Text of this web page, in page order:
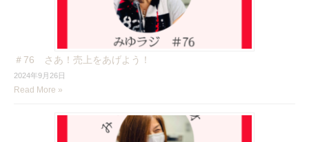
＃76 さあ！売上をあげよう！
2024年9月26日
Read More »